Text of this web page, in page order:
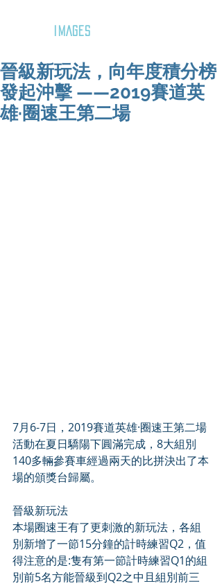
IMAGES
晉級新玩法，向年度積分榜
發起沖擊 ——2019賽道英
雄·圈速王第二場
7月6-7日，2019賽道英雄·圈速王第二場
活動在夏日驕陽下圓滿完成，8大組別
140多輛參賽車經過兩天的比拼決出了本
場的頒獎台歸屬。
晉級新玩法
本場圈速王有了更刺激的新玩法，各組
別新增了一節15分鐘的計時練習Q2，值
得注意的是:隻有第一節計時練習Q1的組
別前5名方能晉級到Q2之中且組別前三